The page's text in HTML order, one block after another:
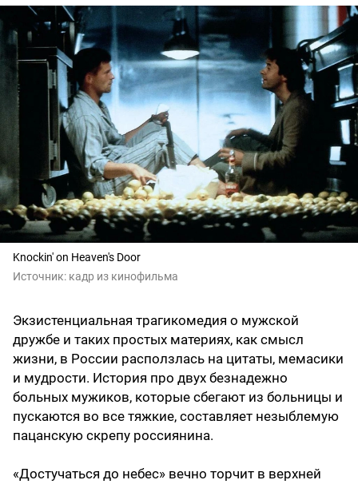
Knockin' on Heaven's Door
Источник: кадр из кинофильма
Экзистенциальная трагикомедия о мужской
дружбе и таких простых материях, как смысл
жизни, в России расползлась на цитаты, мемасики
и мудрости. История про двух безнадежно
больных мужиков, которые сбегают из больницы и
пускаются во все тяжкие, составляет незыблемую
пацанскую скрепу россиянина.
«Достучаться до небес» вечно торчит в верхней